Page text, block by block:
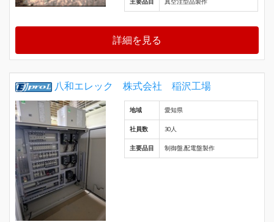
詳細を見る
八和エレック 株式会社 稲沢工場
地域 愛知県
社員数 30人
主要品目 制御盤,配電盤製作